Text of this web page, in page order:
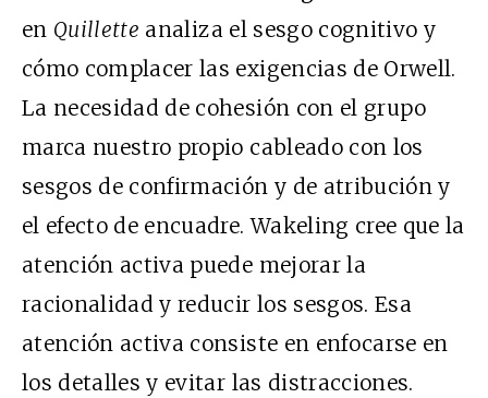
en Quillette analiza el sesgo cognitivo y
cómo complacer las exigencias de Orwell.
La necesidad de cohesión con el grupo
marca nuestro propio cableado con los
sesgos de confirmación y de atribución y
el efecto de encuadre. Wakeling cree que la
atención activa puede mejorar la
racionalidad y reducir los sesgos. Esa
atención activa consiste en enfocarse en
los detalles y evitar las distracciones.